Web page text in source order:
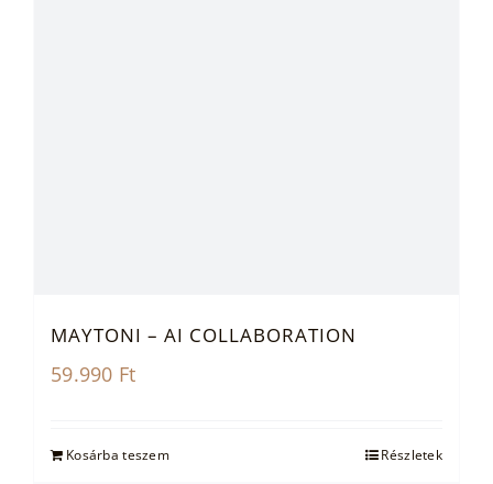
MAYTONI – AI COLLABORATION
59.990 Ft
Kosárba teszem Részletek